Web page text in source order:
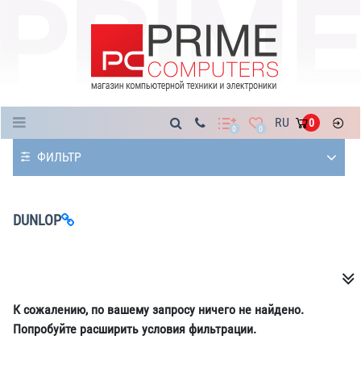
0 0 RU 0
ФИЛЬТР
DUNLOP
К сожалению, по вашему запросу ничего не найдено.
Попробуйте расширить условия фильтрации.